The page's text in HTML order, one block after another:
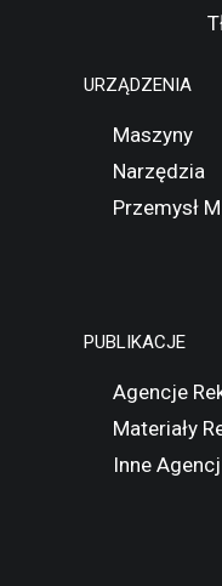
URZĄDZENIA
Maszyny
Narzędzia
Przemysł
PUBLIKACJE
Agencje
Materiały
Inne